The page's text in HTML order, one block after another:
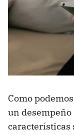
Como
un desempeño
características